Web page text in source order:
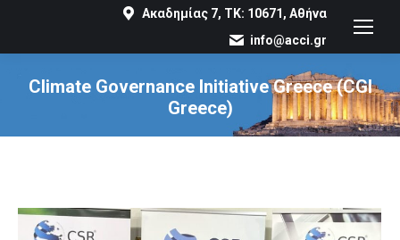
Ακαδημίας 7, ΤΚ: 10671, Αθήνα
info@acci.gr
Climate Governance Initiative Greece (CGI
Greece)
You are here: